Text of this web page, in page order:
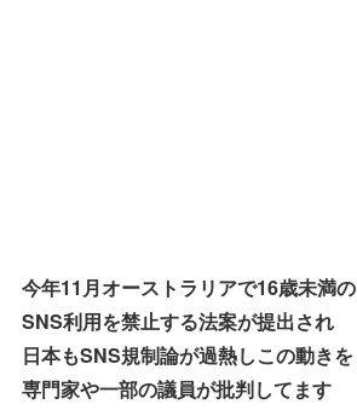
今年11月オーストラリアで16歳未満の
SNS利用を禁止する法案が提出され
日本もSNS規制論が過熱しこの動きを
専門家や一部の議員が批判してます